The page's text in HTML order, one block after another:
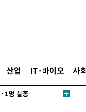
산업 IT·바이오 사회
숨진 채 발견
명 실종